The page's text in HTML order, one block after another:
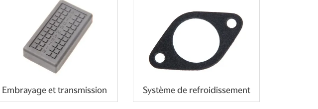
Embrayage et transmission Système de refroidissement